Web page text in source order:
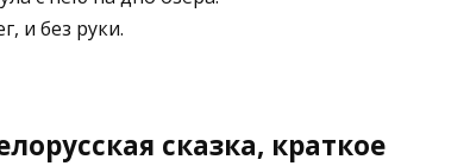
и без руки.
сказка, краткое